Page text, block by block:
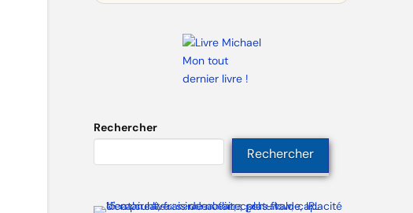
Mon tout
dernier livre !
Rechercher
Rechercher